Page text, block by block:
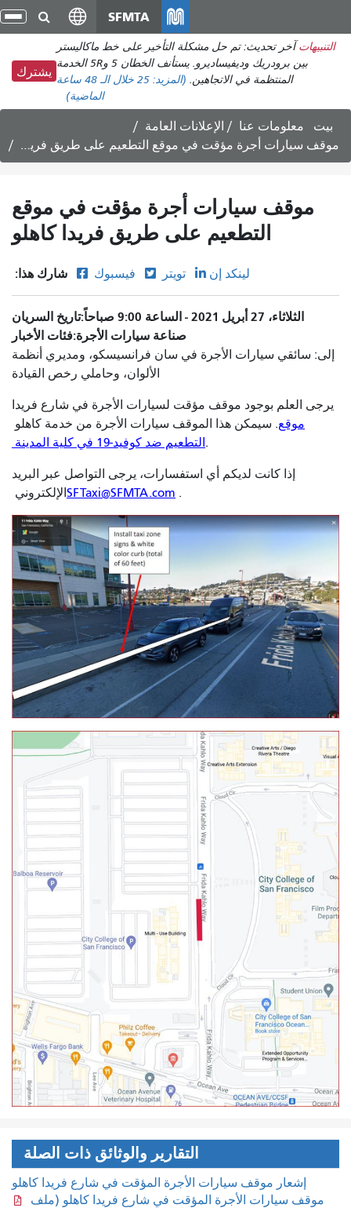
انتقل
إلى
المحتوى
الرئيسي
SFMTA
التنبيهات آخر تحديث: تم حل مشكلة التأخير على خط ماكاليستر
بين برودريك وديفيساديرو. يستأنف الخطان 5 و5R الخدمة
المنتظمة في الاتجاهين. (المزيد: 25
خلال الـ 48 ساعة
الماضية)
يشترك
بيت معلومات عنا
الإعلانات العامة
موقف سيارات أجرة مؤقت في موقع التطعيم على طريق فريدا كاهلو
موقف سيارات أجرة مؤقت في موقع
التطعيم على طريق فريدا كاهلو
شارك هذا: فيسبوك تويتر لينكد إن
تاريخ السريان
الثلاثاء، 27 أبريل 2021 - الساعة 9:00 صباحاً
فئات الأخبار صناعة سيارات الأجرة
إلى: سائقي سيارات الأجرة في سان فرانسيسكو، ومديري أنظمة
الألوان، وحاملي رخص القيادة
يرجى العلم بوجود موقف مؤقت لسيارات الأجرة في شارع فريدا
كاهلو . سيمكن هذا الموقف سيارات الأجرة من خدمةموقع
التطعيم ضد كوفيد-19 في كلية المدينة .
إذا كانت لديكم أي استفسارات، يرجى التواصل عبر البريد
الإلكتروني SFTaxi@SFMTA.com .
التقارير والوثائق ذات الصلة
إشعار موقف سيارات الأجرة المؤقت في شارع فريدا كاهلو
موقف سيارات الأجرة المؤقت في شارع فريدا كاهلو (ملف